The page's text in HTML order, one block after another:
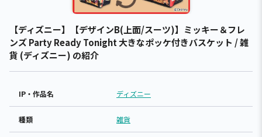
【ディズニー】【デザインB(上面/スーツ)】ミッキー＆フレ
ンズ Party Ready Tonight 大きなポッケ付きバスケット / 雑
貨 (ディズニー) の紹介
IP・作品名 ディズニー
種類 雑貨